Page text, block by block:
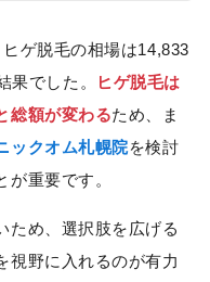
ゲ脱毛の相場は14,833
果でした。
ヒゲ脱毛は
総額が変わるため、ま
ックオム札幌院を検討
重要です。
ため、選択肢を広げる
視野に入れるのが有力